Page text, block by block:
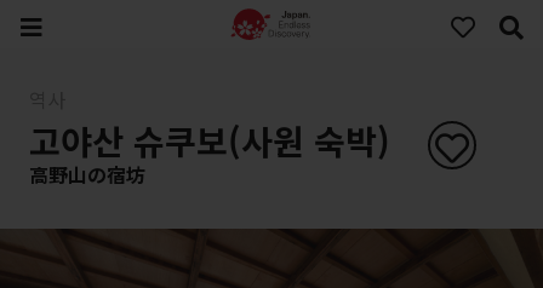
고야산 슈쿠보(사원 숙박)
高野山の宿坊